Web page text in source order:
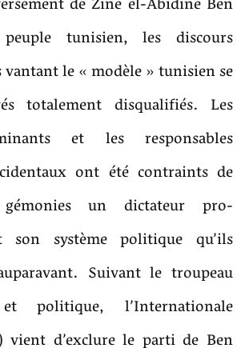
tunisien, les discours
le « modèle » tunisien se
totalement disqualifiés. Les
et les responsables
ont été contraints de
un dictateur pro-
son système politique qu’ils
Suivant le troupeau
politique, l’Internationale
vient d’exclure le parti de Ben